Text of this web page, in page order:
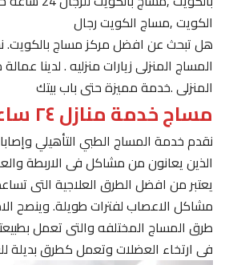
الكويت ,مساج الكويت رجال
هل تبحث عن افضل مركز مساج بالكويت.
المساج المنزلى زيارات منزليه . لدينا عمالة
المنزلى .خدمة مميزة حتى باب بيتك
مساج خدمة منازل ٢٤ ساعة الكويت
نقدم خدمة المساج الطبي التأهيلي
الذين يعانون من مشاكل فى الاربطة
يعتبر من افضل الطرق العلاجية التى
مشاكل الاعصاب لفترات طويلة. وينصح
طرق المساج المختلفه والتى تعمل
فى ارتخاء العضلات وتعمل كطرق بديلة